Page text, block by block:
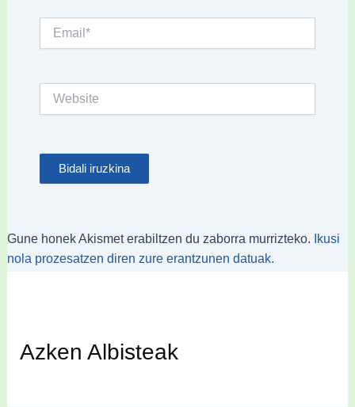
Email*
Website
Gune honek Akismet erabiltzen du zaborra murrizteko.
Ikusi
nola prozesatzen diren zure erantzunen datuak.
Azken Albisteak